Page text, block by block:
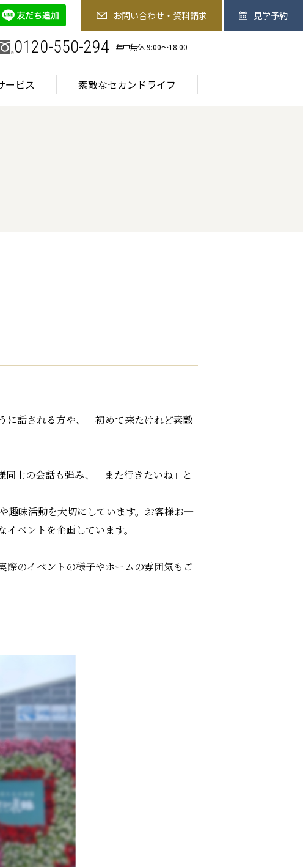
お問い合わせ・資料請求 見学予約
0120-550-294 年中無休 9:00〜18:00
ービス 素敵なセカンドライフ
0120-550-294 お問い合わせ・資料請求 見学予約
お食事 医療サービス
に話される方や、「初めて来たけれど素敵
士の会話も弾み、「また行きたいね」と
趣味活動を大切にしています。お客様お一
ベントを企画しています。
際のイベントの様子やホームの雰囲気もご